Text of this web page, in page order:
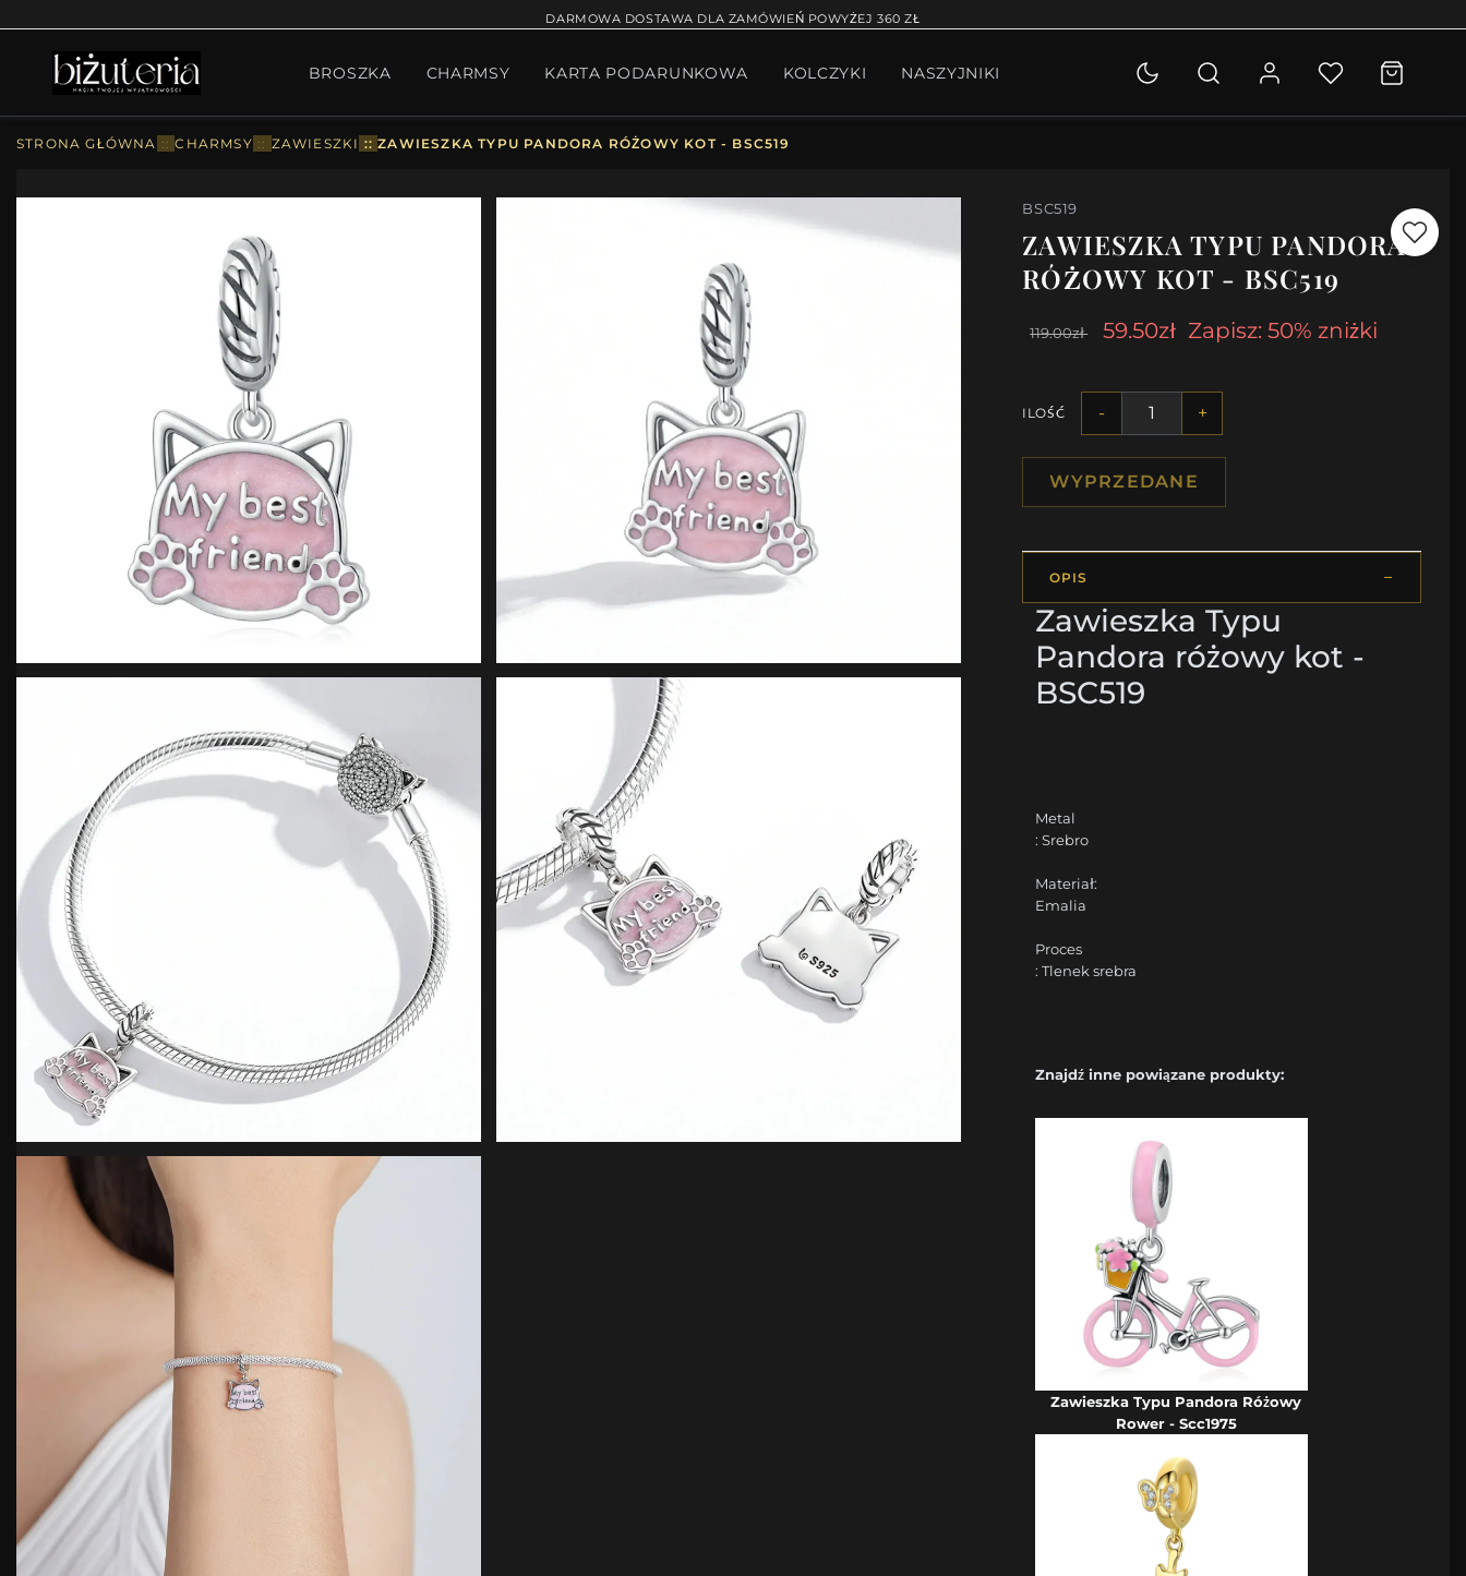
DARMOWA DOSTAWA DLA ZAMÓWIEŃ POWYŻEJ 360 ZŁ
GORĄCA SPRZEDAŻ BRANSOLETKA NA NOGĘ BRANSOLETKI
BROSZKA CHARMSY KARTA PODARUNKOWA KOLCZYKI NASZYJNIKI
STRONA GŁÓWNA ::CHARMSY :: ZAWIESZKI ::ZAWIESZKA TYPU PANDORA RÓŻOWY KOT - BSC519
BSC519
ZAWIESZKA TYPU PANDORA
RÓŻOWY KOT - BSC519
119.00zł 59.50zł Zapisz: 50% zniżki
ILOŚĆ - +
WYPRZEDANE
OPIS
Zawieszka Typu
Pandora różowy kot -
BSC519
Metal
: Srebro
Materiał:
Emalia
Proces
: Tlenek srebra
Znajdź inne powiązane produkty:
Zawieszka Typu Pandora Różowy
Rower - Scc1975